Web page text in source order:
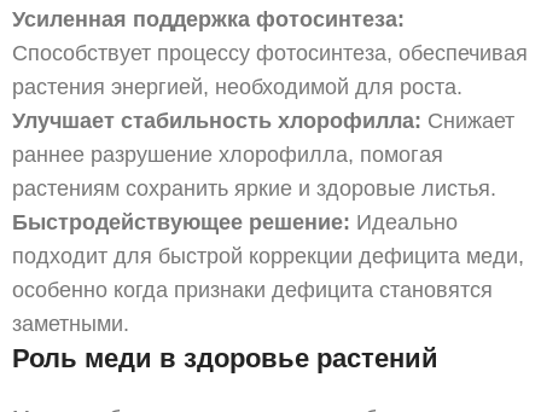
Усиленная поддержка фотосинтеза:
Способствует процессу фотосинтеза, обеспечивая
растения энергией, необходимой для роста.
Улучшает стабильность хлорофилла: Снижает
раннее разрушение хлорофилла, помогая
растениям сохранить яркие и здоровые листья.
Быстродействующее решение: Идеально
подходит для быстрой коррекции дефицита меди,
особенно когда признаки дефицита становятся
заметными.
Роль меди в здоровье растений